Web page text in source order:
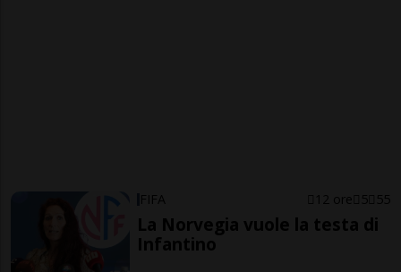
FIFA 12 ore 5 55
La Norvegia vuole la testa di
Infantino